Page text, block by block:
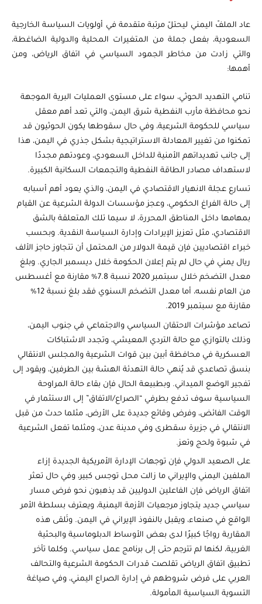
عاد الملفّ اليمني ليحتلّ مرتبة متقدمة في أولويات السياسة الخارجية
السعودية، بفعل جملة من المتغيرات المحلية والدولية الضاغطة،
والتي زادت من مخاطر الجمود السياسي في اتفاق الرياض، ومن
أهمها:
تنامي التهديد الحوثي، سواء على مستوى العمليات البرية الموجهة
نحو محافظة مأرب النفطية شرق اليمن، والتي تعد أهم معقل
سياسي للحكومة الشرعية، وفي حال سقوطها يكون الحوثيون قد
تمكنوا من تغيير المعادلة الاستراتيجية بشكل جذري في اليمن، هذا
إلى جانب تهديداتهم الأمنية للداخل السعودي، وعودتهم مجددًا
لاستهداف مصادر الطاقة النفطية والتجمعات السكانية الكبيرة.
تسارع عجلة الانهيار الاقتصادي في اليمن، والذي يعود أهم أسبابه
إلى حالة الفراغ الحكومي، وعجز مؤسسات الدولة الشرعية عن القيام
بمهامها داخل المناطق المحررة، لا سيما تلك المتعلقة بالشق
الاقتصادي، مثل تعزيز الإيرادات وإدارة السياسة النقدية. وبحسب
خبراء اقتصاديين فإن قيمة الدولار من المحتمل أن تتجاوز حاجز الألف
ريال يمني في حال لم يتم إعلان الحكومة خلال ديسمبر الجاري. وبلغ
معدل التضخم خلال سبتمبر 2020 نسبة 7.8% مقارنة مع أغسطس
من العام نفسه، أما معدل التضخم السنوي فقد بلغ نسبة 12%
مقارنة مع سبتمبر 2019.
تصاعد مؤشرات الاحتقان السياسي والاجتماعي في جنوب اليمن،
وذلك بالتوازي مع حالة التردي المعيشي، وتجدد الاشتباكات
العسكرية في محافظة أبين بين قوات الشرعية والمجلس الانتقالي
بنسق تصاعدي قد يُنهي حالة التهدئة الهشة بين الطرفين، ويقود إلى
تفجير الوضع الميداني. وبطبيعة الحال فإن بقاء حالة المراوحة
السياسية سوف تدفع بطرفي “الصراع/الاتفاق” إلى الاستثمار في
الوقت الفائض، وفرض وقائع جديدة على الأرض، مثلما حدث من قبل
الانتقالي في جزيرة سقطرى وفي مدينة عدن، ومثلما تفعل الشرعية
في شبوة ولحج وتعز.
على الصعيد الدولي فإن توجهات الإدارة الأمريكية الجديدة إزاء
الملفين اليمني والإيراني ما زالت محل توجس كبير، وفي حال تعثر
اتفاق الرياض فإن الفاعلين الدوليين قد يذهبون نحو فرض مسار
سياسي جديد يتجاوز مرجعيات الأزمة اليمنية، ويعترف بسلطة الأمر
الواقع في صنعاء، ويقبل بالنفوذ الإيراني في اليمن. وتَلقى هذه
المقاربة رواجًا كبيرًا لدى بعض الأوساط الدبلوماسية والبحثية
الغربية، لكنها لم تترجم حتى إلى برنامج عمل سياسي. وكلما تأخر
تطبيق اتفاق الرياض تقلصت قدرات الحكومة الشرعية والتحالف
العربي على فرض شروطهم في إدارة الصراع اليمني، وفي صياغة
التسوية السياسية المأمولة.